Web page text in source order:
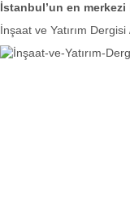
İstanbul’un en
İnşaat ve Yatırım